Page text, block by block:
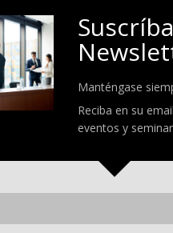
Manténgase
Reciba en su
eventos y